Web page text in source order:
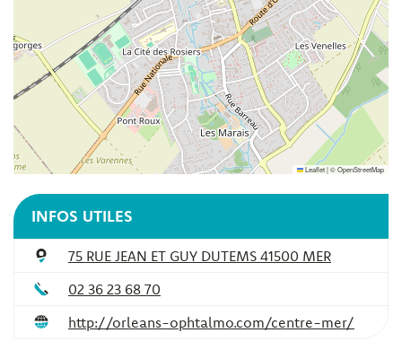
Leaflet|©OpenStreetMap
INFOS UTILES
75 RUE JEAN ET GUY DUTEMS 41500 MER
02 36 23 68 70
http://orleans-ophtalmo.com/centre-mer/